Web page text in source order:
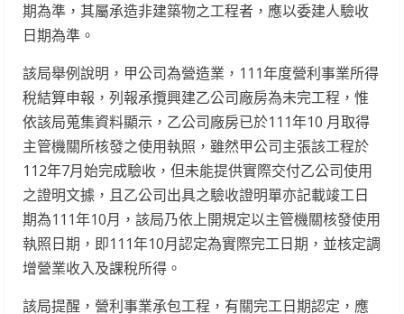
期為準，其屬承造非建築物之工程者，應以委建人驗收
日期為準。
該局舉例說明，甲公司為營造業，111年度營利事業所得
稅結算申報，列報承攬興建乙公司廠房為未完工程，惟
依該局蒐集資料顯示，乙公司廠房已於111年10 月取得
主管機關所核發之使用執照，雖然甲公司主張該工程於
112年7月始完成驗收，但未能提供實際交付乙公司使用
之證明文據，且乙公司出具之驗收證明單亦記載竣工日
期為111年10月，該局乃依上開規定以主管機關核發使用
執照日期，即111年10月認定為實際完工日期，並核定調
增營業收入及課稅所得。
該局提醒，營利事業承包工程，有關完工日期認定，應